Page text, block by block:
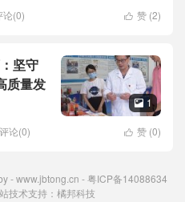
 赞 (2)
论(0)
坚守
质量发
 1
 赞 (0)
评论(0)
-www.jbtong.cn -粤ICP备14088634
技术支持： 橘邦科技